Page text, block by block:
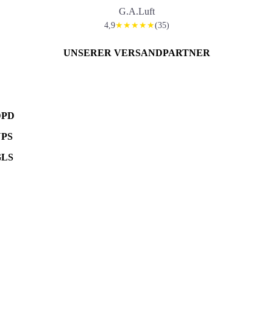
G.A.Luft
4,9★★★★★(35)
UNSERER VERSANDPARTNER